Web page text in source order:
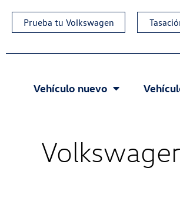
Prueba tu Volkswagen
Vehículo nuevo